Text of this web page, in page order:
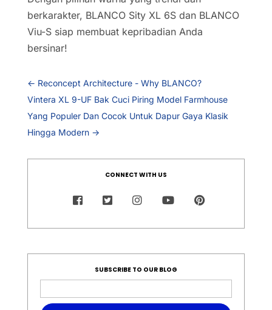
berkarakter, BLANCO Sity XL 6S dan BLANCO
Viu-S siap membuat kepribadian Anda
bersinar!
← Reconcept Architecture - Why BLANCO?
Vintera XL 9-UF Bak Cuci Piring Model Farmhouse
Yang Populer Dan Cocok Untuk Dapur Gaya Klasik
Hingga Modern→
CONNECT WITH US
SUBSCRIBE TO OUR BLOG